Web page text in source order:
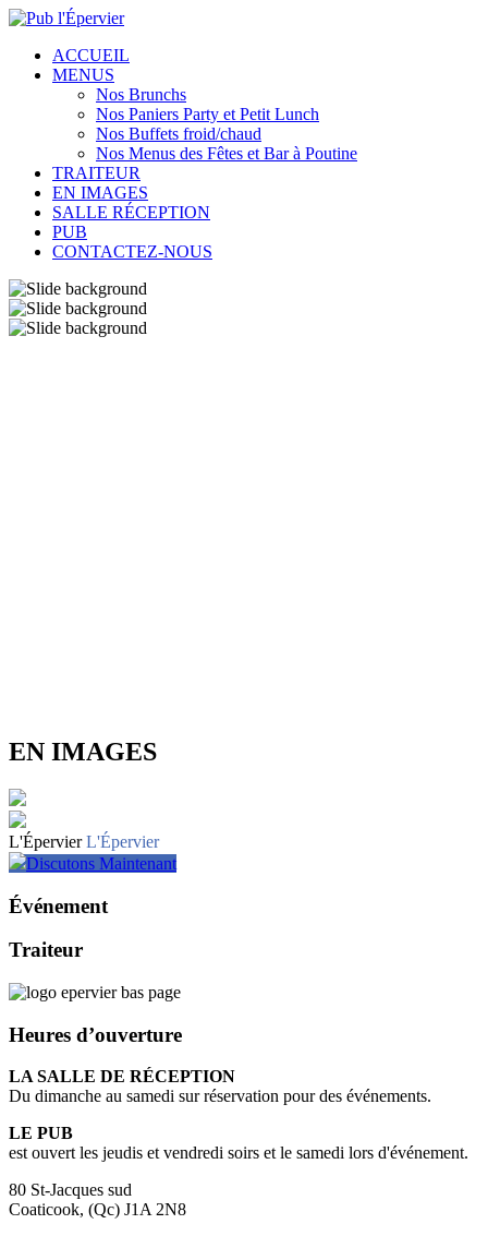
ACCUEIL
MENUS
Nos Brunchs
Nos Paniers Party et Petit Lunch
Nos Buffets froid/chaud
Nos Menus des Fêtes et Bar à Poutine
TRAITEUR
EN IMAGES
SALLE RÉCEPTION
PUB
CONTACTEZ-NOUS
EN IMAGES
L'Épervier L'Épervier
Discutons Maintenant
Événement
Traiteur
Heures d’ouverture
LA SALLE DE RÉCEPTION
Du dimanche au samedi sur réservation pour des événements.
LE PUB
est ouvert les jeudis et vendredi soirs et le samedi lors d'événement.
80 St-Jacques sud
Coaticook, (Qc) J1A 2N8